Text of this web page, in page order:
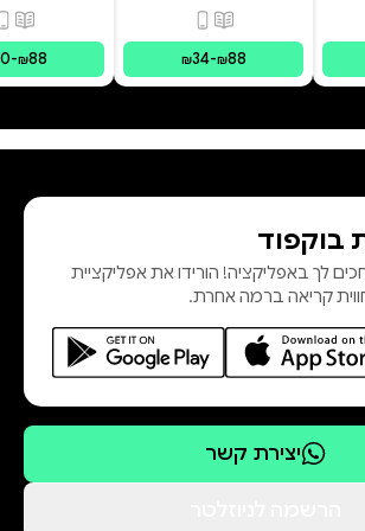
זמינים
מודפספורמטים זמינים מודפס,
₪34-₪88
-₪88
בוקפוד
לך באפליקציה! הורידו את אפליקציית
קריאה ברמה אחרת.
יצירת קשר